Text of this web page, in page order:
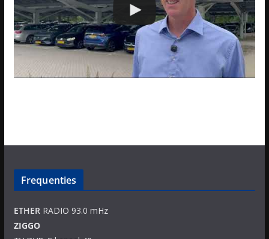
Frequenties
ETHERRADIO 93.0 mHz
ZIGGO